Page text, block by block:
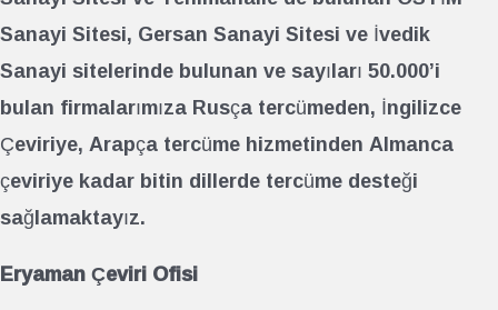
Sanayi Sitesi, Gersan Sanayi Sitesi ve İvedik
Sanayi sitelerinde bulunan ve sayıları 50.000’i
bulan firmalarımıza Rusça tercümeden, İngilizce
Çeviriye, Arapça tercüme hizmetinden Almanca
çeviriye kadar bitin dillerde tercüme desteği
sağlamaktayız.
Eryaman Çeviri Ofisi